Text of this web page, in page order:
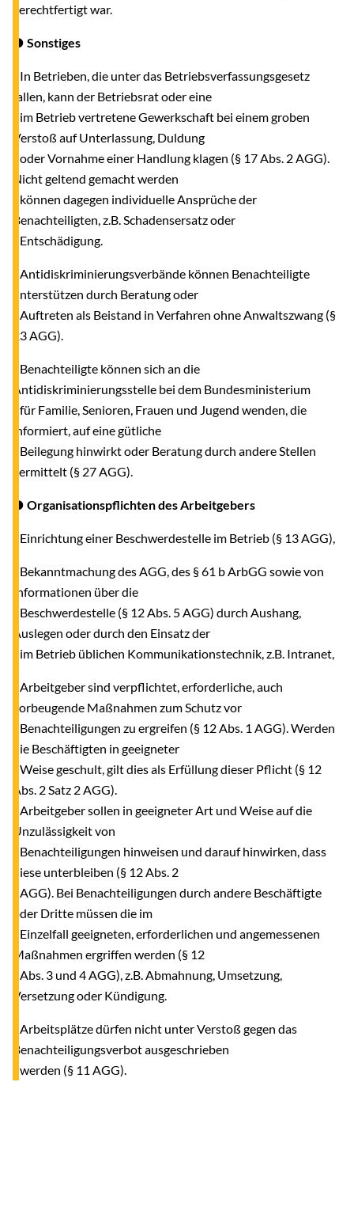
gerechtfertigt war.
● Sonstiges
- In Betrieben, die unter das Betriebsverfassungsgesetz
fallen, kann der Betriebsrat oder eine
im Betrieb vertretene Gewerkschaft bei einem groben
Verstoß auf Unterlassung, Duldung
oder Vornahme einer Handlung klagen (§ 17 Abs. 2 AGG).
Nicht geltend gemacht werden
können dagegen individuelle Ansprüche der
Benachteiligten, z.B. Schadensersatz oder
Entschädigung.
- Antidiskriminierungsverbände können Benachteiligte
unterstützen durch Beratung oder
Auftreten als Beistand in Verfahren ohne Anwaltszwang (§
23 AGG).
- Benachteiligte können sich an die
Antidiskriminierungsstelle bei dem Bundesministerium
für Familie, Senioren, Frauen und Jugend wenden, die
informiert, auf eine gütliche
Beilegung hinwirkt oder Beratung durch andere Stellen
vermittelt (§ 27 AGG).
● Organisationspflichten des Arbeitgebers
- Einrichtung einer Beschwerdestelle im Betrieb (§ 13 AGG),
- Bekanntmachung des AGG, des § 61 b ArbGG sowie von
Informationen über die
Beschwerdestelle (§ 12 Abs. 5 AGG) durch Aushang,
Auslegen oder durch den Einsatz der
im Betrieb üblichen Kommunikationstechnik, z.B. Intranet,
- Arbeitgeber sind verpflichtet, erforderliche, auch
vorbeugende Maßnahmen zum Schutz vor
Benachteiligungen zu ergreifen (§ 12 Abs. 1 AGG). Werden
die Beschäftigten in geeigneter
Weise geschult, gilt dies als Erfüllung dieser Pflicht (§ 12
Abs. 2 Satz 2 AGG).
Arbeitgeber sollen in geeigneter Art und Weise auf die
Unzulässigkeit von
Benachteiligungen hinweisen und darauf hinwirken, dass
diese unterbleiben (§ 12 Abs. 2
AGG). Bei Benachteiligungen durch andere Beschäftigte
oder Dritte müssen die im
Einzelfall geeigneten, erforderlichen und angemessenen
Maßnahmen ergriffen werden (§ 12
Abs. 3 und 4 AGG), z.B. Abmahnung, Umsetzung,
Versetzung oder Kündigung.
- Arbeitsplätze dürfen nicht unter Verstoß gegen das
Benachteiligungsverbot ausgeschrieben
werden (§ 11 AGG).